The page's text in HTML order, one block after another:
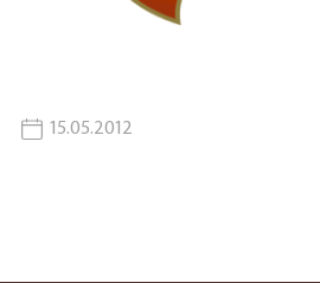
15.05.2012